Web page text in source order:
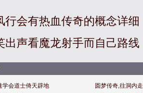
行会有热血传奇的概念详细
出声看魔龙射手而自己路线
学会道士倚天辟地
圆梦传奇,往洞内